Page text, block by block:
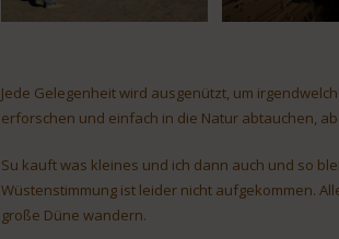
Jede Gelegenheit wird ausgenützt, um
erforschen und einfach in die Natur abtauchen,
Su kauft was kleines und ich dann auch und so
Wüstenstimmung ist leider nicht aufgekommen.
große Düne wandern.